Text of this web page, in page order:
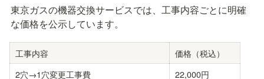
東京ガスの機器交換サービスでは、工事内容ごとに明確
な価格を公示しています。
工事内容
価格（税込）
2穴→1穴変更工事費
22,000円